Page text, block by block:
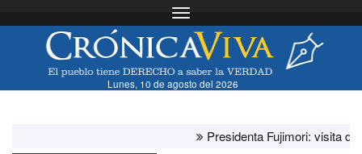
Toggle navigation
Lunes, 10 de agosto del 2026
Presidenta Fujimori: visita del